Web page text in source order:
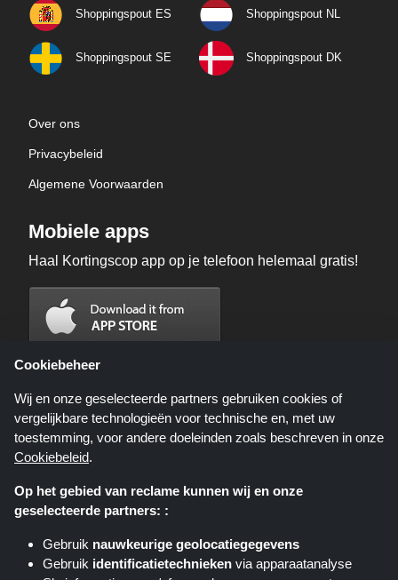
Shoppingspout ES Shoppingspout NL
Shoppingspout SE Shoppingspout DK
Over ons
Privacybeleid
Algemene Voorwaarden
Mobiele apps
Haal Kortingscop app op je telefoon helemaal gratis!
Kortingscop.nl is een website die u deals, kortingen en kortingscodes biedt;
affiliate netwerken. Kortingscop.nl of zijn medewerkers maken geen deel uit
van het bestelproces wanneer u een bestelling plaatst via deze links, zij
ontvangen enkel een commissie via deze links/deals.
Cookiebeheer
Wij en onze geselecteerde partners gebruiken cookies of
vergelijkbare technologieën voor technische en, met uw
toestemming, voor andere doeleinden zoals beschreven in onze
Cookiebeleid.
Op het gebied van reclame kunnen wij en onze
geselecteerde partners: :
Gebruik nauwkeurige geolocatiegegevens
Gebruik identificatietechnieken via apparaatanalyse